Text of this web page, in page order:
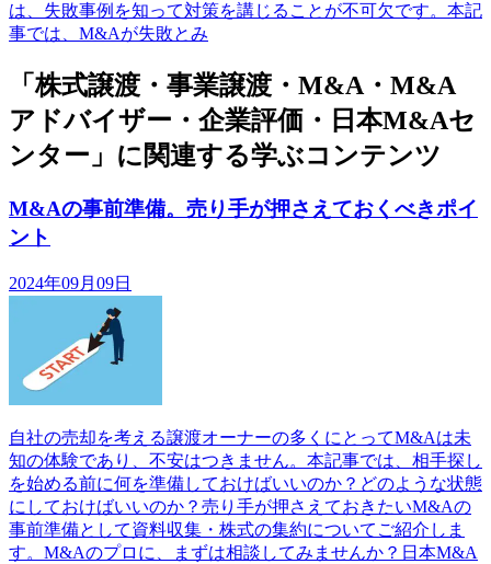
は、失敗事例を知って対策を講じることが不可欠です。本記
事では、M&Aが失敗とみ
「株式譲渡・事業譲渡・M&A・M&A
アドバイザー・企業評価・日本M&Aセ
ンター」に関連する学ぶコンテンツ
M&Aの事前準備。売り手が押さえておくべきポイ
ント
2024年09月09日
自社の売却を考える譲渡オーナーの多くにとってM&Aは未
知の体験であり、不安はつきません。本記事では、相手探し
を始める前に何を準備しておけばいいのか？どのような状態
にしておけばいいのか？売り手が押さえておきたいM&Aの
事前準備として資料収集・株式の集約についてご紹介しま
す。M&Aのプロに、まずは相談してみませんか？日本M&A